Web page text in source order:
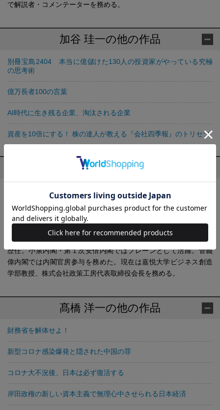
で解説者・コメンテーターを務める。
加谷 珪一の他の作品
別冊宝島2404 本当に億儲けた130人の投資家がやっている究極
の思考術
億万長者100の言葉
AI時代に生き残る企業、淘汰される企業
資産を10倍にする！ 株の達人が教える『会社四季報』のトリセツ
プロフィール
髙橋 洋一(たかはし よういち)
数量政策学者。東京大学理学部数学科・経済学部経済学科卒業。
博士（政策研究）。1980年に大蔵省（現・財務省）入省。大蔵省
官（経済財政諮問会議特命室）、内閣参事官（首相官邸）などを
歴任。小泉内閣・第１次安倍内閣ではブレーンとして活躍。菅義
偉内閣では内閣官房参与を務めた。現在は嘉悦大学ビジネス創造
学部教授、株式会社政策工房代表取締役会長を務める。
髙橋 洋一の他の作品
財務省を解体せよ！
新型コロナ感染爆発と隠された中国の罪
コロナ大不況後、日本は必ず復活する
岸田政権の新しい資本主義で無理心中させられる日本経済